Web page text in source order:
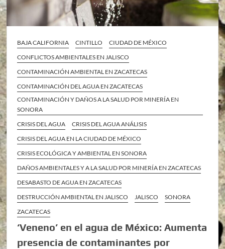
BAJA CALIFORNIA CINTILLO
CIUDAD DE MÉXICO
CONFLICTOS AMBIENTALES EN JALISCO
CONTAMINACIÓN AMBIENTAL EN ZACATECAS
CONTAMINACIÓN DEL AGUA EN ZACATECAS
CONTAMINACIÓN Y DAÑOS A LA SALUD POR MINERÍA EN
SONORA
CRISIS DEL AGUA
CRISIS DEL AGUA ANÁLISIS
CRISIS DEL AGUA EN LA CIUDAD DE MÉXICO
CRISIS ECOLÓGICA Y AMBIENTAL EN SONORA
DAÑOS AMBIENTALES Y A LA SALUD POR MINERÍA EN ZACATECAS
DESABASTO DE AGUA EN ZACATECAS
DESTRUCCIÓN AMBIENTAL EN JALISCO
JALISCO
SONORA
ZACATECAS
‘Veneno’ en el agua de México: Aumenta
presencia de contaminantes por